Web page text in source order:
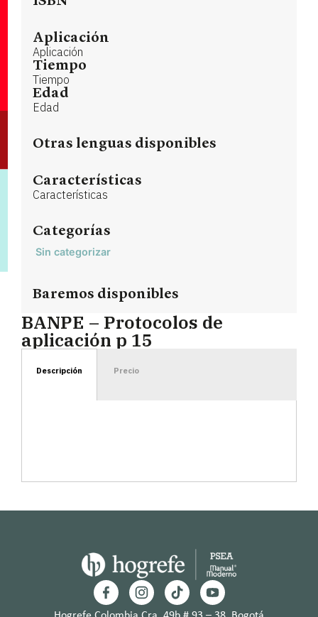
Aplicación
Aplicación
Tiempo
Tiempo
Edad
Edad
Otras lenguas disponibles
Características
Características
Categorías
Sin categorizar
Baremos disponibles
BANPE – Protocolos de
aplicación p 15
Descripción Precio